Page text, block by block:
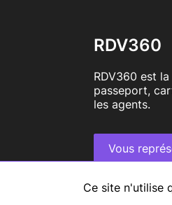
Ce site n'utilise
RDV360
RDV360 est
passeport,
les agents.
Vous
Tous droits